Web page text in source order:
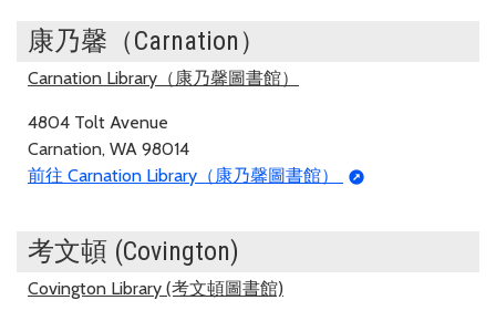
康乃馨（Carnation）
Carnation Library（康乃馨圖書館）
4804 Tolt Avenue
Carnation, WA 98014
前往 Carnation Library（康乃馨圖書館）
考文頓 (Covington)
Covington Library (考文頓圖書館)